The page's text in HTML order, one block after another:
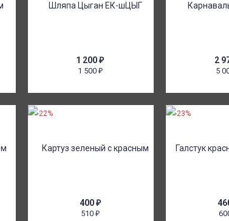
1 200₽
1 500 ₽
2
5
400₽
510 ₽
-22% -23%